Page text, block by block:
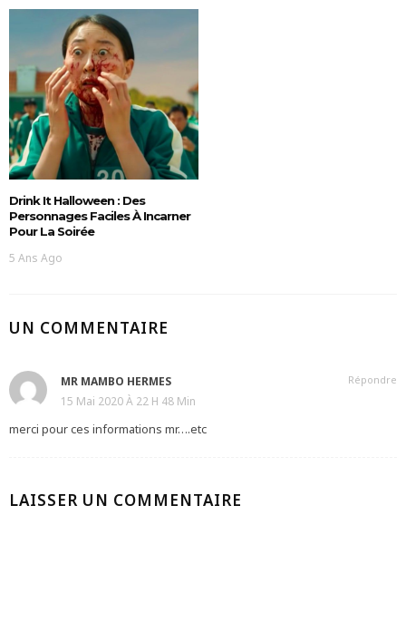
Drink It Halloween : Des
Personnages Faciles À Incarner
Pour La Soirée
5 Ans Ago
UN COMMENTAIRE
MR MAMBO HERMES
15 Mai 2020 À 22 H 48 Min
merci pour ces informations mr….etc
Répondre
LAISSER UN COMMENTAIRE